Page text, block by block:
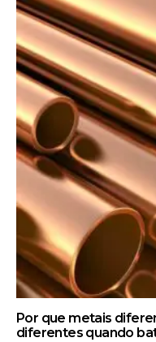
Por que metais
diferentes quando